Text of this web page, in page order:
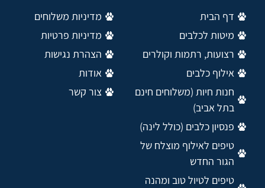
דף הבית
מיטות לכלבים
רצועות, רתמות וקולרים
אילוף כלבים
חנות חיות (משלוחים חינם
בתל אביב)
פנסיון כלבים (כולל לינה)
טיפים לאילוף מוצלח של
הגור החדש
טיפים לטיול טוב ומהנה
מדיניות משלוחים
מדיניות פרטיות
הצהרת נגישות
אודות
צור קשר